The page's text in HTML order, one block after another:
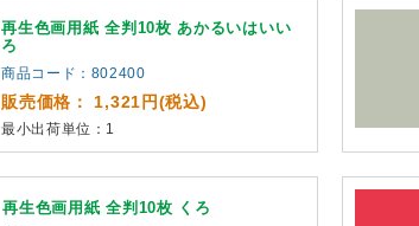
再生色画用紙 全判10枚 あかるいはいい
ろ
商品コード：802400
販売価格： 1,321円(税込)
最小出荷単位：1
再生色画用紙 全判10枚 くろ